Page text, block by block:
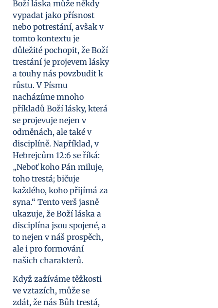
Boží láska může někdy
vypadat jako přísnost
nebo potrestání, avšak v
tomto kontextu je
důležité pochopit, že Boží
trestání je projevem lásky
a touhy nás povzbudit k
růstu. V Písmu
nacházíme mnoho
příkladů Boží lásky, která
se projevuje nejen v
odměnách, ale také v
disciplíně. Například, v
Hebrejcům 12:6 se říká:
„Neboť koho Pán miluje,
toho trestá; bičuje
každého, koho přijímá za
syna.“ Tento verš jasně
ukazuje, že Boží láska a
disciplína jsou spojené, a
to nejen v náš prospěch,
ale i pro formování
našich charakterů.
Když zažíváme těžkosti
ve vztazích, může se
zdát, že nás Bůh trestá,